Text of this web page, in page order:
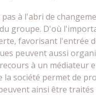
à l'abri de
groupe. D'où
favorisant l'entrée
peuvent aussi
à un médiateur
société permet de
ainsi être